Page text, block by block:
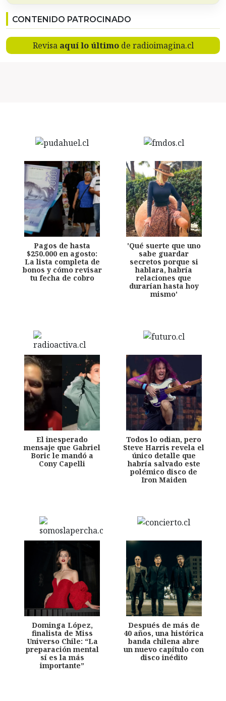
CONTENIDO PATROCINADO
Revisa aquí lo últimode radioimagina.cl
Pagos de hasta
$250.000 en agosto:
La lista completa de
bonos y cómo revisar
tu fecha de cobro
'Qué suerte que uno
sabe guardar
secretos porque si
hablara, habría
relaciones que
durarían hasta hoy
mismo'
El inesperado
mensaje que Gabriel
Boric le mandó a
Cony Capelli
Todos lo odian, pero
Steve Harris revela el
único detalle que
habría salvado este
polémico disco de
Iron Maiden
Dominga López,
finalista de Miss
Universo Chile: “La
preparación mental
sí es la más
importante”
Después de más de
40 años, una histórica
banda chilena abre
un nuevo capítulo con
disco inédito